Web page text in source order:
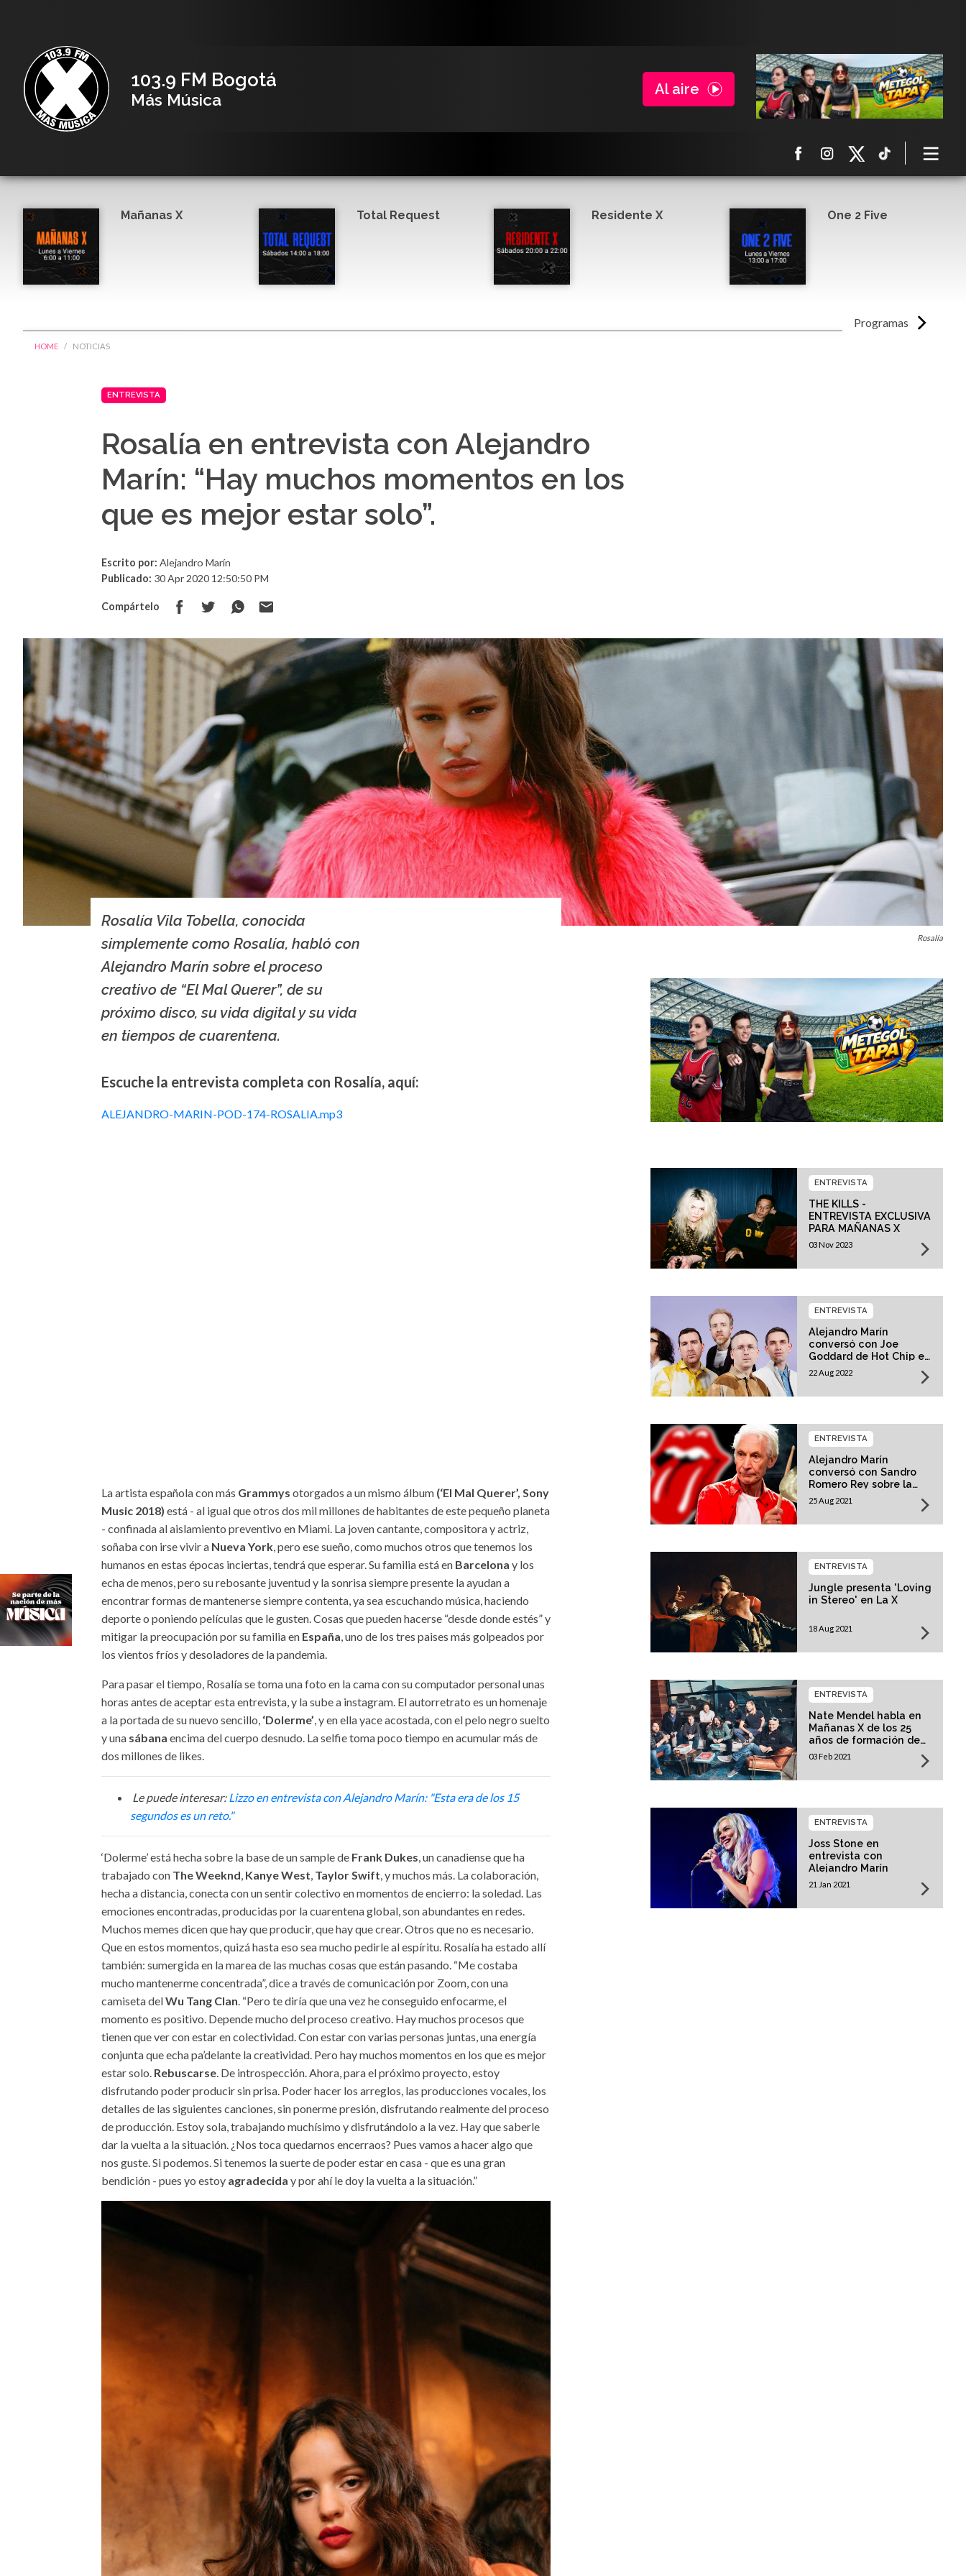
103.9 FM Bogotá
Más Música
Al aire
Programas
Mañanas X Total Request Residente X One 2 Five
HOME NOTICIAS
ENTREVISTA
Rosalía en entrevista con Alejandro
Marín: “Hay muchos momentos en los
que es mejor estar solo”.
Escrito por: Alejandro Marín
Publicado: 30 Apr 2020 12:50:50 PM
Compártelo
Rosalía
Rosalía Vila Tobella, conocida
simplemente como Rosalía, habló con
Alejandro Marín sobre el proceso
creativo de “El Mal Querer”, de su
próximo disco, su vida digital y su vida
en tiempos de cuarentena.
Escuche la entrevista completa con Rosalía, aquí:
ALEJANDRO-MARIN-POD-174-ROSALIA.mp3
La artista española con más Grammys otorgados a un mismo álbum (‘El Mal Querer’, Sony
Music 2018)está - al igual que otros dos mil millones de habitantes de este pequeño planeta
- confinada al aislamiento preventivo en Miami. La joven cantante, compositora y actriz,
soñaba con irse vivir a Nueva York, pero ese sueño, como muchos otros que tenemos los
humanos en estas épocas inciertas, tendrá que esperar. Su familia está en Barcelona y los
echa de menos, pero su rebosante juventud y la sonrisa siempre presente la ayudan a
encontrar formas de mantenerse siempre contenta, ya sea escuchando música, haciendo
deporte o poniendo películas que le gusten. Cosas que pueden hacerse “desde donde estés” y
mitigar la preocupación por su familia en España, uno de los tres paises más golpeados por
los vientos fríos y desoladores de la pandemia.
Para pasar el tiempo, Rosalía se toma una foto en la cama con su computador personal unas
horas antes de aceptar esta entrevista, y la sube a instagram. El autorretrato es un homenaje
a la portada de su nuevo sencillo, ‘Dolerme’, y en ella yace acostada, con el pelo negro suelto
y una sábana encima del cuerpo desnudo. La selfie toma poco tiempo en acumular más de
dos millones de likes.
Le puede interesar: Lizzo en entrevista con Alejandro Marín: "Esta era de los 15
segundos es un reto."
‘Dolerme’ está hecha sobre la base de un sample de Frank Dukes, un canadiense que ha
trabajado con The Weeknd, Kanye West, Taylor Swift, y muchos más. La colaboración,
hecha a distancia, conecta con un sentir colectivo en momentos de encierro: la soledad. Las
emociones encontradas, producidas por la cuarentena global, son abundantes en redes.
Muchos memes dicen que hay que producir, que hay que crear. Otros que no es necesario.
Que en estos momentos, quizá hasta eso sea mucho pedirle al espíritu. Rosalía ha estado allí
también: sumergida en la marea de las muchas cosas que están pasando. “Me costaba
mucho mantenerme concentrada”, dice a través de comunicación por Zoom, con una
camiseta delWu Tang Clan. “Pero te diría que una vez he conseguido enfocarme, el
momento es positivo. Depende mucho del proceso creativo. Hay muchos procesos que
tienen que ver con estar en colectividad. Con estar con varias personas juntas, una energía
conjunta que echa pa’delante la creatividad. Pero hay muchos momentos en los que es mejor
estar solo. Rebuscarse. De introspección. Ahora, para el próximo proyecto, estoy
disfrutando poder producir sin prisa. Poder hacer los arreglos, las producciones vocales, los
detalles de las siguientes canciones, sin ponerme presión, disfrutando realmente del proceso
de producción. Estoy sola, trabajando muchísimo y disfrutándolo a la vez. Hay que saberle
dar la vuelta a la situación. ¿Nos toca quedarnos encerraos? Pues vamos a hacer algo que
nos guste. Si podemos. Si tenemos la suerte de poder estar en casa - que es una gran
bendición - pues yo estoy agradecida y por ahí le doy la vuelta a la situación.”
THE KILLS -
ENTREVISTA EXCLUSIVA
PARA MAÑANAS X
ENTREVISTA
03 Nov 2023
Alejandro Marín
conversó con Joe
Goddard de Hot Chip en
Mañanas X
ENTREVISTA
22 Aug 2022
Alejandro Marín
conversó con Sandro
Romero Rey sobre la
muerte de Charlie
Watts de The Rolling
ENTREVISTA
25 Aug 2021
Jungle presenta 'Loving
in Stereo' en La X
ENTREVISTA
18 Aug 2021
Nate Mendel habla en
Mañanas X de los 25
años de formación de
Foo Fighters
ENTREVISTA
03 Feb 2021
Joss Stone en
entrevista con
Alejandro Marín
ENTREVISTA
21 Jan 2021